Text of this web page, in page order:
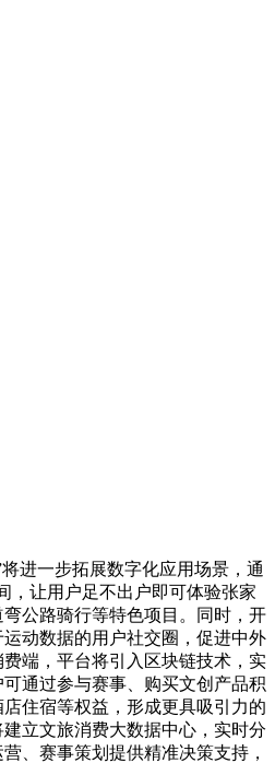
进一步拓展数字化应用场景，通
，让用户足不出户即可体验张家
公路骑行等特色项目。同时，开
动数据的用户社交圈，促进中外
端，平台将引入区块链技术，实
通过参与赛事、购买文创产品积
住宿等权益，形成更具吸引力的
立文旅消费大数据中心，实时分
、赛事策划提供精准决策支持，